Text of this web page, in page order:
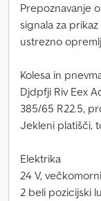
Prepoznavanje
signala za
ustrezno
Kolesa in
Djdpfji Riv Eex
385/65 R22.5,
Jekleni platišči,
Elektrika
24 V,
2 beli pozicijski